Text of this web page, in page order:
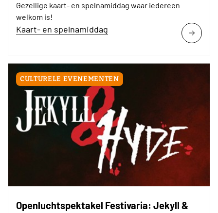
Gezellige kaart- en spelnamiddag waar iedereen
welkom is!
Kaart- en spelnamiddag
CULTURELE EVENEMENTEN
Openluchtspektakel Festivaria: Jekyll &